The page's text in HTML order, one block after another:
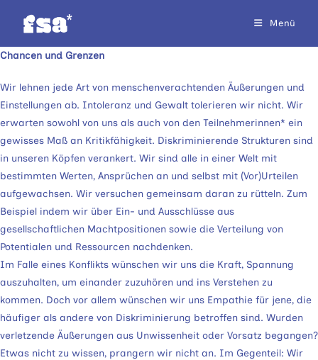
Inhalt
Menü
Chancen und Grenzen
Wir lehnen jede Art von menschenverachtenden Äußerungen und
Einstellungen ab. Intoleranz und Gewalt tolerieren wir nicht. Wir
erwarten sowohl von uns als auch von den Teilnehmerinnen* ein
gewisses Maß an Kritikfähigkeit. Diskriminierende Strukturen sind
in unseren Köpfen verankert. Wir sind alle in einer Welt mit
bestimmten Werten, Ansprüchen an und selbst mit (Vor)Urteilen
aufgewachsen. Wir versuchen gemeinsam daran zu rütteln. Zum
Beispiel indem wir über Ein- und Ausschlüsse aus
gesellschaftlichen Machtpositionen sowie die Verteilung von
Potentialen und Ressourcen nachdenken.
Im Falle eines Konflikts wünschen wir uns die Kraft, Spannung
auszuhalten, um einander zuzuhören und ins Verstehen zu
kommen. Doch vor allem wünschen wir uns Empathie für jene, die
häufiger als andere von Diskriminierung betroffen sind. Wurden
verletzende Äußerungen aus Unwissenheit oder Vorsatz begangen?
Etwas nicht zu wissen, prangern wir nicht an. Im Gegenteil: Wir